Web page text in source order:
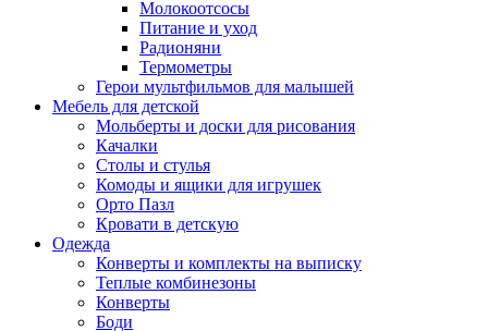
Молокоотсосы
Питание и уход
Радионяни
Термометры
Герои мультфильмов для малышей
Мебель для детской
Мольберты и доски для рисования
Качалки
Столы и стулья
Комоды и ящики для игрушек
Орто Пазл
Кровати в детскую
Одежда
Конверты и комплекты на выписку
Теплые комбинезоны
Конверты
Боди